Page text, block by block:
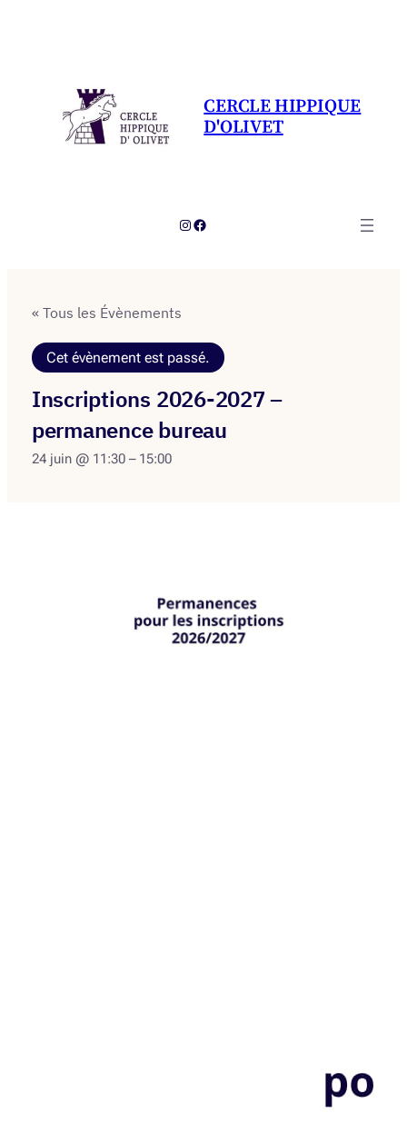
CERCLE HIPPIQUE
D'OLIVET
Instagram
Facebook
« Tous les Évènements
Cet évènement est passé.
Inscriptions 2026-2027 –
permanence bureau
24 juin @ 11:30– 15:00